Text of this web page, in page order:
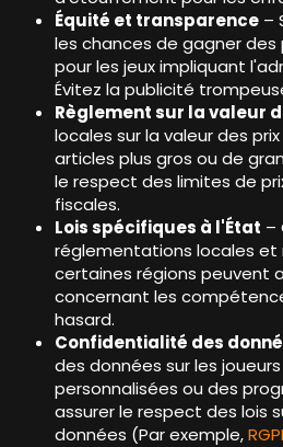
Équité et transparence –
les chances de gagner
pour les jeux impliquant
Évitez la publicité
Règlement sur la valeur
locales sur la valeur des
articles plus gros ou de
le respect des limites de
fiscales.
Lois spécifiques à l'État –
réglementations locales et
certaines régions peuvent
concernant les
hasard.
Confidentialité des
des données sur les
personnalisées ou des
assurer le respect des lois
données (Par exemple,